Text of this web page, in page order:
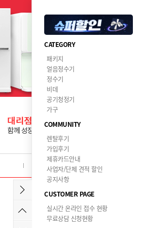
CATEGORY
패키지
얼음정수기
정수기
비데
공기청정기
가구
COMMUNITY
렌탈후기
가입후기
제휴카드안내
사업자/단체 견적 할인
공지사항
CUSTOMER PAGE
실시간 온라인 접수 현황
무료상담 신청현황